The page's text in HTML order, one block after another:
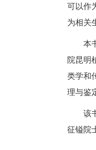
可以作
为相关
本书
院昆明
类学和
理与鉴
该书
征镒院